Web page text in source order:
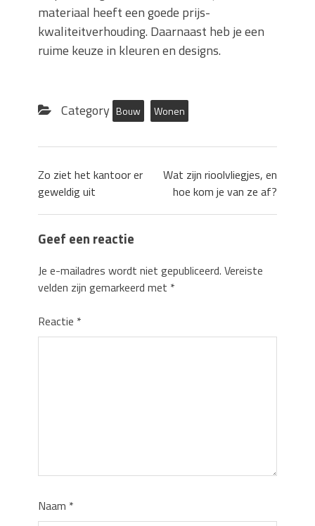
materiaal heeft een goede prijs-
kwaliteitverhouding. Daarnaast heb je een
ruime keuze in kleuren en designs.
Category Bouw Wonen
Zo ziet het kantoor er
geweldig uit
Wat zijn rioolvliegjes, en
hoe kom je van ze af?
Geef een reactie
Je e-mailadres wordt niet gepubliceerd. Vereiste
velden zijn gemarkeerd met *
Reactie *
Naam *